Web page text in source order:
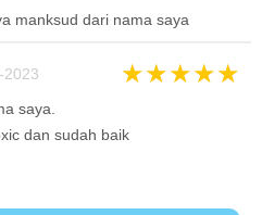
manksud dari nama saya
★★★★★
saya.
dan sudah baik